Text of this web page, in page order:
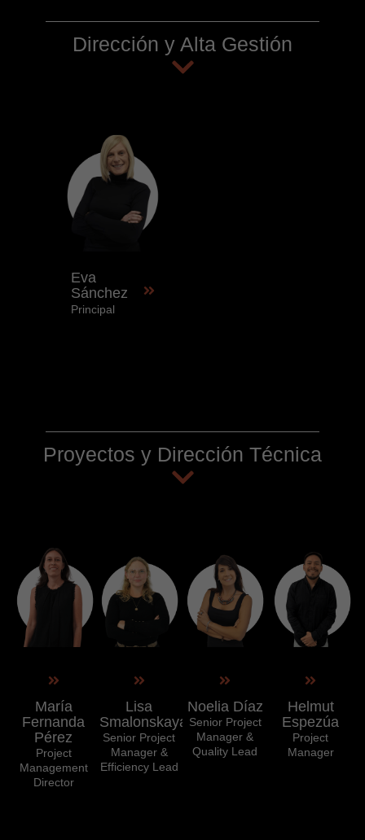
Dirección y Alta Gestión
Eva
Sánchez
Principal
Proyectos y Dirección Técnica
María
Fernanda
Pérez
Project
Management
Director
Lisa
Smalonskaya
Senior Project
Manager &
Efficiency Lead
Noelia Díaz
Senior Project
Manager &
Quality Lead
Helmut
Espezúa
Project
Manager